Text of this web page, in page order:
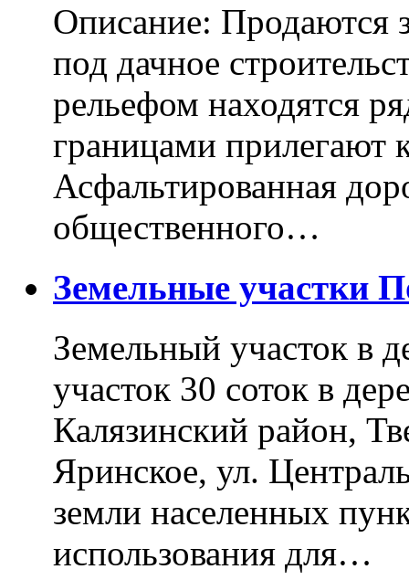
Описание: Продаются
под дачное
рельефом находятся
границами прилегают
Асфальтированная
общественного…
Земельные участки
Земельный участок в
участок 30 соток в
Калязинский район,
Яринское, ул.
земли населенных
использования для…